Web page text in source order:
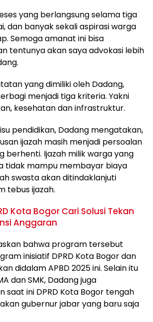
yang berlangsung selama tiga
dan banyak sekali aspirasi warga
Semoga amanat ini bisa
tentunya akan saya advokasi lebih
yang dimiliki oleh Dadang,
menjadi tiga kriteria. Yakni
kesehatan dan infrastruktur.
pendidikan, Dadang mengatakan,
ijazah masih menjadi persoalan
berhenti. Ijazah milik warga yang
tidak mampu membayar biaya
swasta akan ditindaklanjuti
tebus ijazah.
Kota Bogor Cari Solusi Tekan
Anggaran
bahwa program tersebut
inisiatif DPRD Kota Bogor dan
didalam APBD 2025 ini. Selain itu
dan SMK, Dadang juga
saat ini DPRD Kota Bogor tengah
gubernur jabar yang baru saja